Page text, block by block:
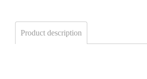
Product description